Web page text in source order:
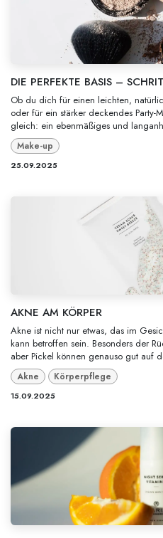
DIE PERFEKTE BASIS –
Ob du dich für einen leichten,
oder für ein stärker deckendes
gleich: ein ebenmäßiges und
Make-up
25.09.2025
AKNE AM KÖRPER
Akne ist nicht nur etwas, das im
kann betroffen sein. Besonders der
aber Pickel können genauso gut auf
Akne Körperpflege
15.09.2025